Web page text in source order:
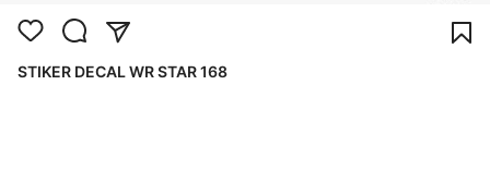
STIKER DECAL WR STAR 168